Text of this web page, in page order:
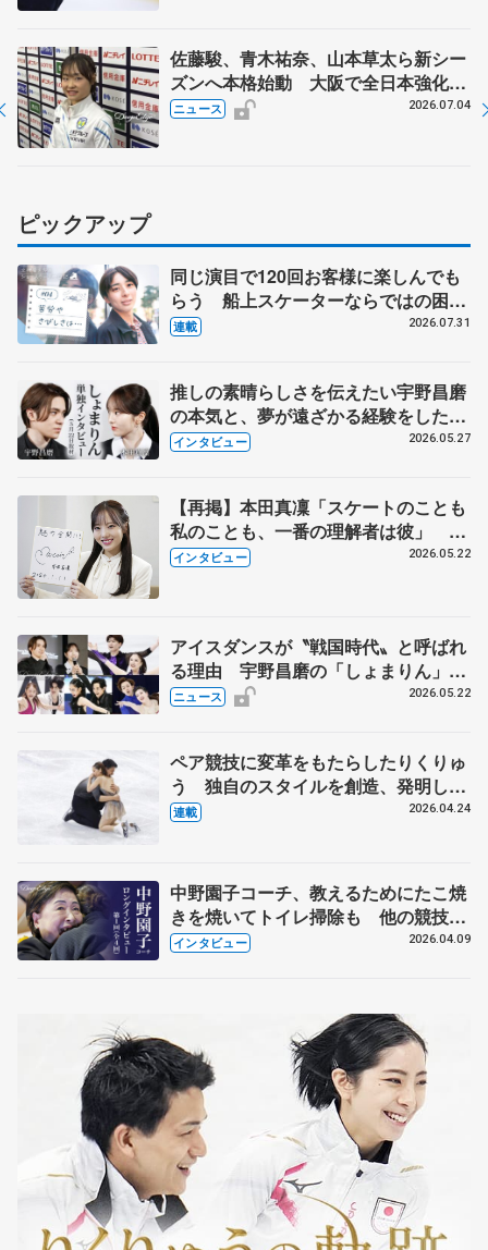
佐藤駿、青木祐奈、山本草太ら新シー
ズンへ本格始動 大阪で全日本強化合
宿 シニアデビューの島田麻央らも
ニュース 2026.07.04
ピックアップ
同じ演目で120回お客様に楽しんでも
らう 船上スケーターならではの困難
とは 影響あったPIW前キャプテン松
連載 2026.07.31
推しの素晴らしさを伝えたい宇野昌磨
の本気と、夢が遠ざかる経験をした本
田真凜の覚悟
インタビュー 2026.05.27
【再掲】本田真凜「スケートのことも
私のことも、一番の理解者は彼」 引
退時の単独インタビューで語った競技
インタビュー 2026.05.22
アイスダンスが〝戦国時代〟と呼ばれ
る理由 宇野昌磨の「しょまりん」ら
実力者が相次いで参戦 国内の競争激
ニュース 2026.05.22
ペア競技に変革をもたらしたりくりゅ
う 独自のスタイルを創造、発明した
【引退発表後②】
連載 2026.04.24
中野園子コーチ、教えるためにたこ焼
きを焼いてトイレ掃除も 他の競技に
も通用するという坂本花織の筋肉
インタビュー 2026.04.09